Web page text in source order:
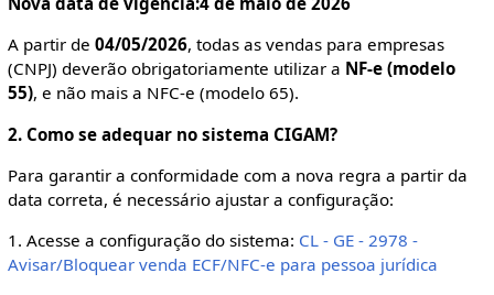
A partir de 04/05/2026, todas as vendas para empresas
(CNPJ) deverão obrigatoriamente utilizar a NF-e (modelo
55), e não mais a NFC-e (modelo 65).
2. Como se adequar no sistema CIGAM?
Para garantir a conformidade com a nova regra a partir da
data correta, é necessário ajustar a configuração:
1. Acesse a configuração do sistema: CL - GE - 2978 -
Avisar/Bloquear venda ECF/NFC-e para pessoa jurídica